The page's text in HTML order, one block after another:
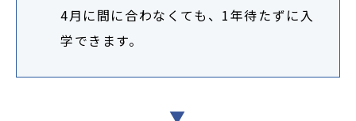
4月に間に合わなくても、1年待たずに入
学できます。